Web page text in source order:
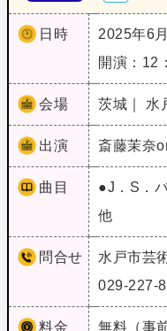
日時
2025年6
開演：12
会場 茨城｜ 水
出演 斎藤茉奈
曲目
●J．S．
他
問合せ
水戸市芸
029-227-
料金 無料（事